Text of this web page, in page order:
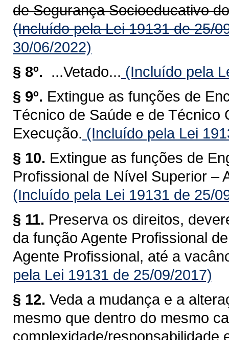
de Segurança Socioeducativo
(Incluído pela Lei 19131 de 25/
30/06/2022)
§ 8º.
...Vetado... (Incluído pela
§ 9º. Extingue as funções de
Técnico de Saúde e de Técnico
Execução. (Incluído pela Lei
§ 10. Extingue as funções de
Profissional de Nível Superior –
(Incluído pela Lei 19131 de 25/
§ 11. Preserva os direitos,
da função Agente Profissional
Agente Profissional, até a
pela Lei 19131 de 25/09/2017)
§ 12. Veda a mudança e a
mesmo que dentro do mesmo
complexidade/responsabilidade